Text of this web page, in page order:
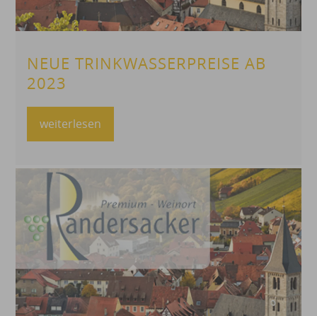
NEUE TRINKWASSERPREISE AB
2023
weiterlesen